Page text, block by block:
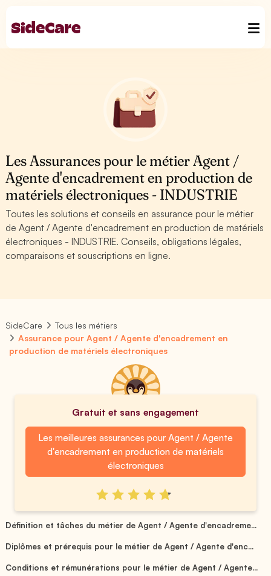
Les Assurances pour le métier Agent /
Agente d'encadrement en production de
matériels électroniques - INDUSTRIE
Toutes les solutions et conseils en assurance pour le métier
de Agent / Agente d'encadrement en production de matériels
électroniques - INDUSTRIE. Conseils, obligations légales,
comparaisons et souscriptions en ligne.
SideCare
Tous les métiers
Assurance pour Agent / Agente d'encadrement en
production de matériels électroniques
Gratuit et sans engagement
Les meilleures assurances pour Agent / Agente
d'encadrement en production de matériels
électroniques
Définition et tâches du métier de Agent / Agente d'encadreme...
Diplômes et prérequis pour le métier de Agent / Agente d'enc...
Conditions et rémunérations pour le métier de Agent / Agente...